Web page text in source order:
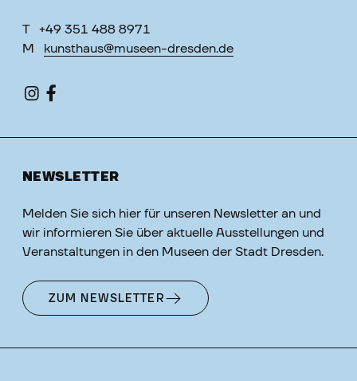
T
+49 351 488 8971
M
kunsthaus@museen-dresden.de
NEWSLETTER
Melden Sie sich hier für unseren Newsletter an und
wir informieren Sie über aktuelle Ausstellungen und
Veranstaltungen in den Museen der Stadt Dresden.
ZUM NEWSLETTER